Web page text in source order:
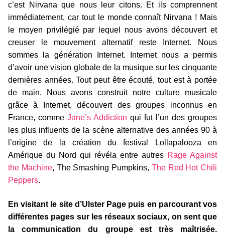
c’est Nirvana que nous leur citons. Et ils comprennent
immédiatement, car tout le monde connaît Nirvana ! Mais
le moyen privilégié par lequel nous avons découvert et
creuser le mouvement alternatif reste Internet. Nous
sommes la génération Internet. Internet nous a permis
d’avoir une vision globale de la musique sur les cinquante
dernières années. Tout peut être écouté, tout est à portée
de main. Nous avons construit notre culture musicale
grâce à Internet, découvert des groupes inconnus en
France, comme Jane’s Addiction qui fut l’un des groupes
les plus influents de la scène alternative des années 90 à
l’origine de la création du festival Lollapalooza en
Amérique du Nord qui révéla entre autres Rage Against
the Machine, The Smashing Pumpkins, The Red Hot Chili
Peppers.
En visitant le site d’Ulster Page puis en parcourant vos
différentes pages sur les réseaux sociaux, on sent que
la communication du groupe est très maîtrisée.